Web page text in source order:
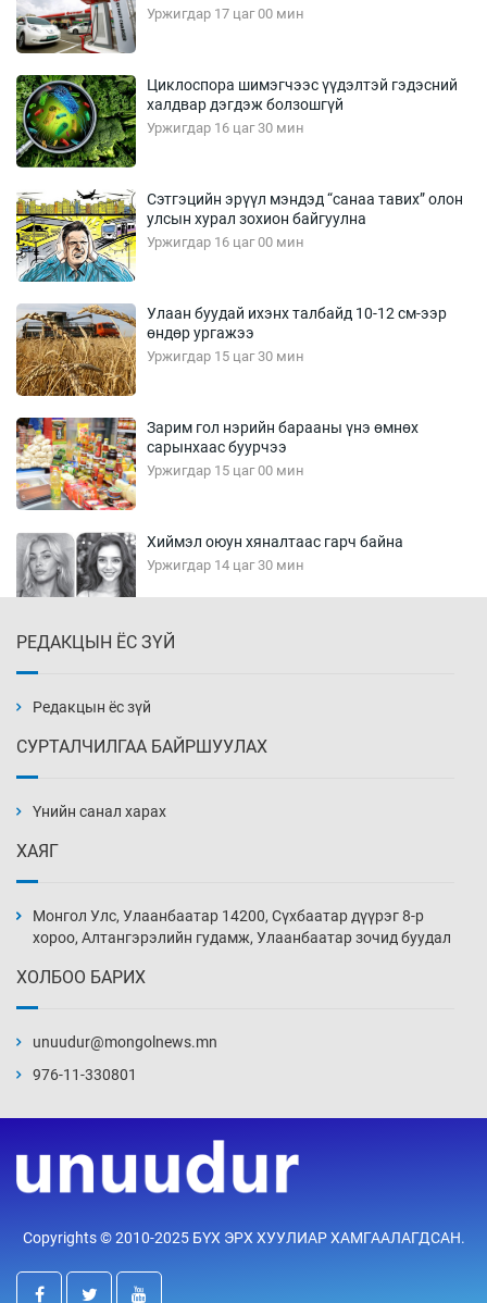
Уржигдар 17 цаг 00 мин
Циклоспора шимэгчээс үүдэлтэй гэдэсний
халдвар дэгдэж болзошгүй
Уржигдар 16 цаг 30 мин
Сэтгэцийн эрүүл мэндэд “санаа тавих” олон
улсын хурал зохион байгуулна
Уржигдар 16 цаг 00 мин
Улаан буудай ихэнх талбайд 10-12 см-ээр
өндөр ургажээ
Уржигдар 15 цаг 30 мин
Зарим гол нэрийн барааны үнэ өмнөх
сарынхаас буурчээ
Уржигдар 15 цаг 00 мин
Хиймэл оюун хяналтаас гарч байна
Уржигдар 14 цаг 30 мин
Уржигдар 14 цаг 00 мин
нэмэгджээ
Уржигдар 13 цаг 30 мин
Уржигдар 13 цаг 00 мин
Уржигдар 12 цаг 30 мин
үйлчилж буй гэв
Уржигдар 12 цаг 00 мин
РЕДАКЦЫН ЁС ЗҮЙ
Редакцын ёс зүй
СУРТАЛЧИЛГАА БАЙРШУУЛАХ
Үнийн санал харах
ХАЯГ
Монгол Улс, Улаанбаатар 14200, Сүхбаатар дүүрэг 8-р
хороо, Алтангэрэлийн гудамж, Улаанбаатар зочид буудал
ХОЛБОО БАРИХ
unuudur@mongolnews.mn
976-11-330801
Copyrights © 2010-2025 БҮХ ЭРХ ХУУЛИАР ХАМГААЛАГДСАН.